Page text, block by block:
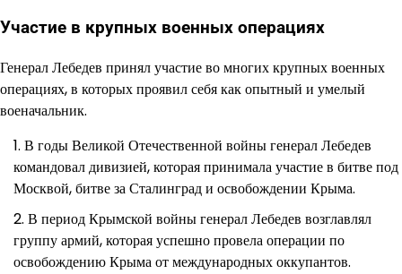
Участие в крупных военных операциях
Генерал Лебедев принял участие во многих крупных военных
операциях, в которых проявил себя как опытный и умелый
военачальник.
В годы Великой Отечественной войны генерал Лебедев
командовал дивизией, которая принимала участие в битве под
Москвой, битве за Сталинград и освобождении Крыма.
В период Крымской войны генерал Лебедев возглавлял
группу армий, которая успешно провела операции по
освобождению Крыма от международных оккупантов.